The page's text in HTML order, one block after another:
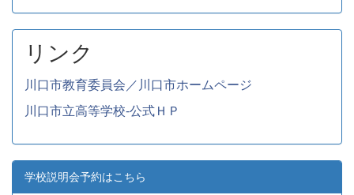
リンク
川口市教育委員会／川口市ホームページ
川口市立高等学校-公式ＨＰ
学校説明会予約はこちら